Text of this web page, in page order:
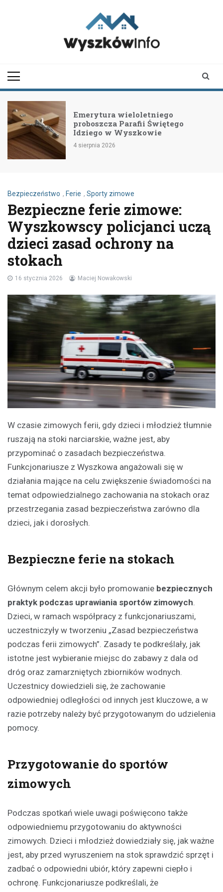
Emerytura wieloletniego
proboszcza Parafii Świętego
Idziego w Wyszkowie
4 sierpnia 2026
Bezpieczeństwo , Ferie , Sporty zimowe
Bezpieczne ferie zimowe:
Wyszkowscy policjanci uczą
dzieci zasad ochrony na
stokach
16 stycznia 2026 Maciej Nowakowski
W czasie zimowych ferii, gdy dzieci i młodzież tłumnie
ruszają na stoki narciarskie, ważne jest, aby
przypominać o zasadach bezpieczeństwa.
Funkcjonariusze z Wyszkowa angażowali się w
działania mające na celu zwiększenie świadomości na
temat odpowiedzialnego zachowania na stokach oraz
przestrzegania zasad bezpieczeństwa zarówno dla
dzieci, jak i dorosłych.
Bezpieczne ferie na stokach
Głównym celem akcji było promowanie bezpiecznych
praktyk podczas uprawiania sportów zimowych.
Dzieci, w ramach współpracy z funkcjonariuszami,
uczestniczyły w tworzeniu „Zasad bezpieczeństwa
podczas ferii zimowych”. Zasady te podkreślały, jak
istotne jest wybieranie miejsc do zabawy z dala od
dróg oraz zamarzniętych zbiorników wodnych.
Uczestnicy dowiedzieli się, że zachowanie
odpowiedniej odległości od innych jest kluczowe, a w
razie potrzeby należy być przygotowanym do udzielenia
pomocy.
Przygotowanie do sportów
zimowych
Podczas spotkań wiele uwagi poświęcono także
odpowiedniemu przygotowaniu do aktywności
zimowych. Dzieci i młodzież dowiedziały się, jak ważne
jest, aby przed wyruszeniem na stok sprawdzić sprzęt i
zadbać o odpowiedni ubiór, który zapewni ciepło i
ochronę. Funkcjonariusze podkreślali, że